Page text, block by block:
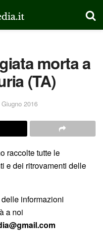
morta a
(TA)
Giugno 2016
raccolte tutte le
e dei ritrovamenti delle
informazioni
a noi